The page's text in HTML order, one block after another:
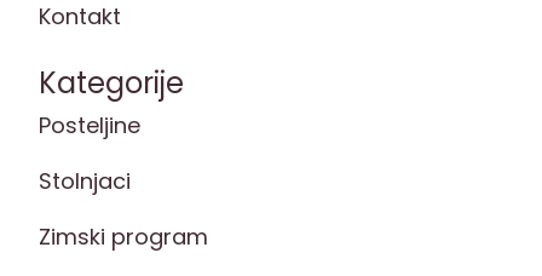
Kontakt
Kategorije
Posteljine
Stolnjaci
Zimski program